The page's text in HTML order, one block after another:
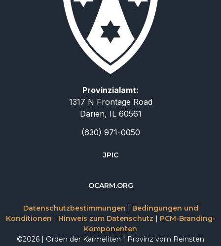
Provinzialamt:
1317 N Frontage Road
Darien, IL 60561
(630) 971-0050
JPIC
OCARM.ORG
Datenschutzbestimmungen | Bedingungen und
Konditionen | Hinweis zum Datenschutz | PCM-Branding-
Komponenten
©2026 | Orden der Karmeliten | Provinz vom Reinsten
Italiano